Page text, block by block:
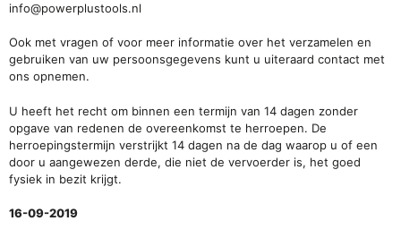
info@powerplustools.nl
Ook met vragen of voor meer informatie over het verzamelen en
gebruiken van uw persoonsgegevens kunt u uiteraard contact met
ons opnemen.
U heeft het recht om binnen een termijn van 14 dagen zonder
opgave van redenen de overeenkomst te herroepen. De
herroepingstermijn verstrijkt 14 dagen na de dag waarop u of een
door u aangewezen derde, die niet de vervoerder is, het goed
fysiek in bezit krijgt.
16-09-2019